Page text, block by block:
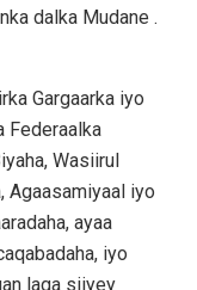
dalka Mudane .
Gargaarka iyo
Federaalka
Wasiirul
Agaasamiyaal iyo
ayaa
iyo
laga siiyey